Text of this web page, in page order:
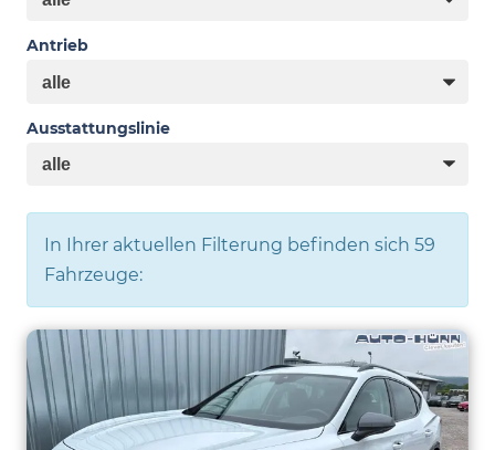
Antrieb
Ausstattungslinie
In Ihrer aktuellen Filterung befinden sich 59
Fahrzeuge: